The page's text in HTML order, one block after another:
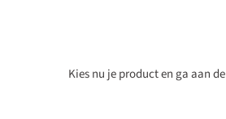
Kies nu je product en ga aan